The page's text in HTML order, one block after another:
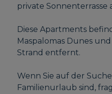
private Sonnenterrasse
Diese Apartments
Maspalomas Dunes
Strand entfernt.
Wenn Sie auf der
Familienurlaub sind,